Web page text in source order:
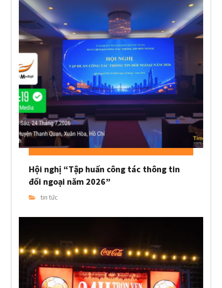
Hội nghị “Tập huấn công tác thông tin
đối ngoại năm 2026”
tin tức